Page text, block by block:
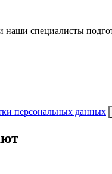
наши специалисты
персональных данных